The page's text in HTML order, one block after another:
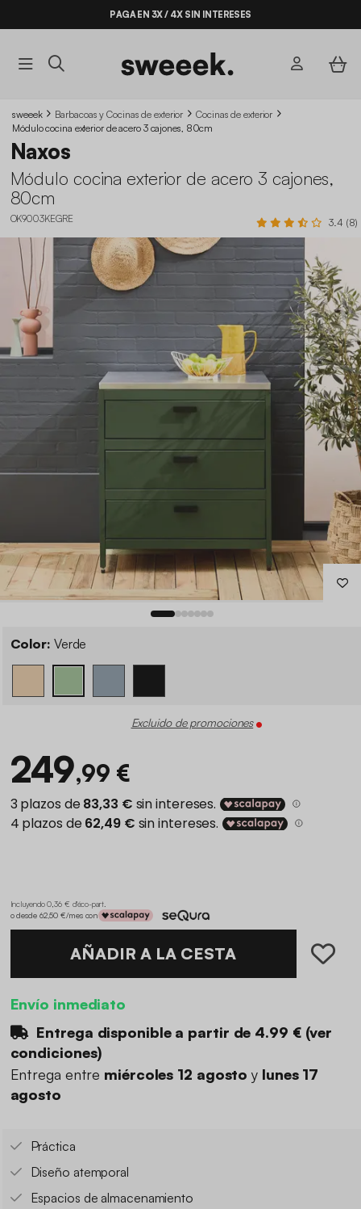
PAGA EN 3X / 4X SIN INTERESES
sweeek Barbacoas y Cocinas de exterior
Cocinas de exterior
Módulo cocina exterior de acero 3 cajones, 80cm
Naxos
Módulo cocina exterior de acero 3 cajones,
80cm
OK9003KEGRE 3.4 (8)
Color: Verde
Excluido de promociones
249,99 €
Incluyendo 0,36 € d'éco-part.
o desde 62,50 €/mes con
AÑADIR A LA CESTA
Envío inmediato
Entrega disponible a partir de 4.99 €(ver
condiciones)
Entrega entre miércoles 12 agostoy lunes 17
agosto
Práctica
Diseño atemporal
Espacios de almacenamiento